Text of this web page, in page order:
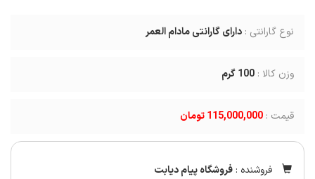
نوع گارانتی : دارای گارانتی مادام العمر
وزن کالا : 100گرم
قیمت : 115,000,000 تومان
فروشنده : فروشگاه پیام دیابت